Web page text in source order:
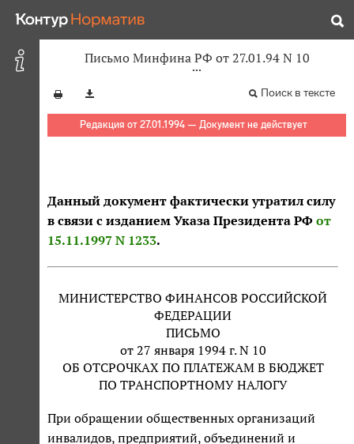
Письмо Минфина РФ от 27.01.94 N 10
Поиск в тексте
Редакция от 27.01.1994 — Документ не действует
Данный документ фактически утратил силу
в связи с изданием Указа Президента РФ от
15.11.1997 N 1233.
МИНИСТЕРСТВО ФИНАНСОВ РОССИЙСКОЙ
ФЕДЕРАЦИИ
ПИСЬМО
от 27 января 1994 г. N 10
ОБ ОТСРОЧКАХ ПО ПЛАТЕЖАМ В БЮДЖЕТ
ПО ТРАНСПОРТНОМУ НАЛОГУ
При обращении общественных организаций
инвалидов, предприятий, объединений и